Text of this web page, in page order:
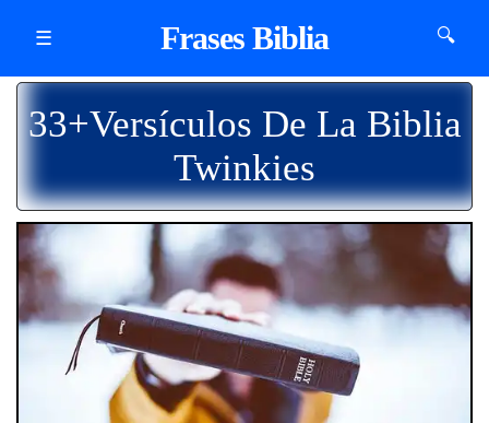
☰ Frases Biblia 🔍
33+Versículos De La Biblia
Twinkies